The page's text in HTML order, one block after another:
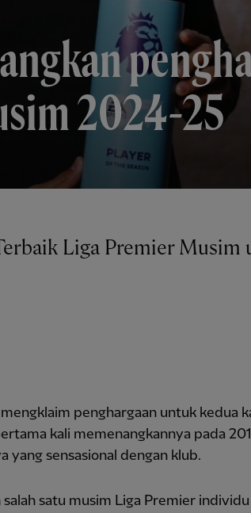
2024-25
penghargaan untuk kedua
kali memenangkannya pada
yang sensasional dengan klub.
salah satu musim Liga Premier individu